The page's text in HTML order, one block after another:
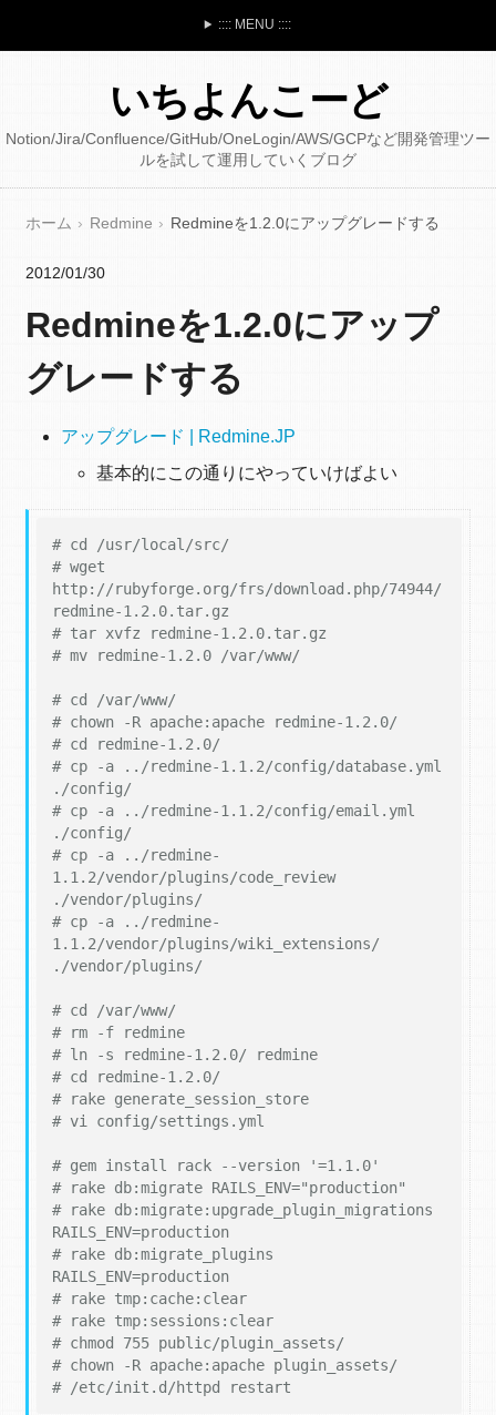
:::: MENU ::::
いちよんこーど
Notion/Jira/Confluence/GitHub/OneLogin/AWS/GCPなど開発管理ツー
ルを試して運用していくブログ
ホーム Redmine Redmineを1.2.0にアップグレードする
2012/01/30
Redmineを1.2.0にアップ
グレードする
アップグレード | Redmine.JP
基本的にこの通りにやっていけばよい
# cd /usr/local/src/
# wget
http://rubyforge.org/frs/download.php/74944/
redmine-1.2.0.tar.gz
# tar xvfz redmine-1.2.0.tar.gz
# mv redmine-1.2.0 /var/www/
# cd /var/www/
# chown -R apache:apache redmine-1.2.0/
# cd redmine-1.2.0/
# cp -a ../redmine-1.1.2/config/database.yml
./config/
# cp -a ../redmine-1.1.2/config/email.yml
./config/
# cp -a ../redmine-
1.1.2/vendor/plugins/code_review
./vendor/plugins/
# cp -a ../redmine-
1.1.2/vendor/plugins/wiki_extensions/
./vendor/plugins/
# cd /var/www/
# rm -f redmine
# ln -s redmine-1.2.0/ redmine
# cd redmine-1.2.0/
# rake generate_session_store
# vi config/settings.yml
# gem install rack --version '=1.1.0'
# rake db:migrate RAILS_ENV="production"
# rake db:migrate:upgrade_plugin_migrations
RAILS_ENV=production
# rake db:migrate_plugins
RAILS_ENV=production
# rake tmp:cache:clear
# rake tmp:sessions:clear
# chmod 755 public/plugin_assets/
# chown -R apache:apache plugin_assets/
# /etc/init.d/httpd restart